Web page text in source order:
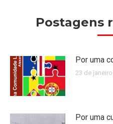
Postagens
Por uma
23 de
Por uma